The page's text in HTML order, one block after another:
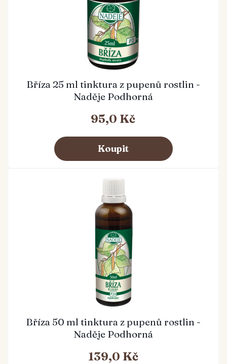
Bříza 25 ml tinktura z pupenů rostlin -
Naděje Podhorná
95,0 Kč
Bříza 50 ml tinktura z pupenů rostlin -
Naděje Podhorná
139,0 Kč